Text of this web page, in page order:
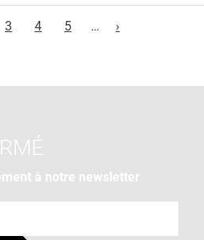
3 4 5 … ›
à notre newsletter